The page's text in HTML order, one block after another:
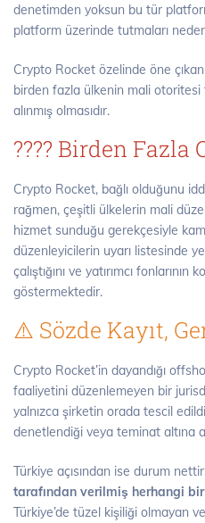
denetimden yoksun bu tür
platform üzerinde tutmaları
Crypto Rocket özelinde öne
birden fazla ülkenin mali otoritesi
alınmış olmasıdır.
???? Birden Fazla
Crypto Rocket, bağlı olduğunu
rağmen, çeşitli ülkelerin mali
hizmet sunduğu gerekçesiyle
düzenleyicilerin uyarı listesinde
çalıştığını ve yatırımcı fonlarının
göstermektedir.
⚠️ Sözde Kayıt,
Crypto Rocket’in dayandığı
faaliyetini düzenlemeyen bir
yalnızca şirketin orada tescil
denetlendiği veya teminat altına
Türkiye açısından ise durum
tarafından verilmiş herhangi
Türkiye’de tüzel kişiliği olmayan